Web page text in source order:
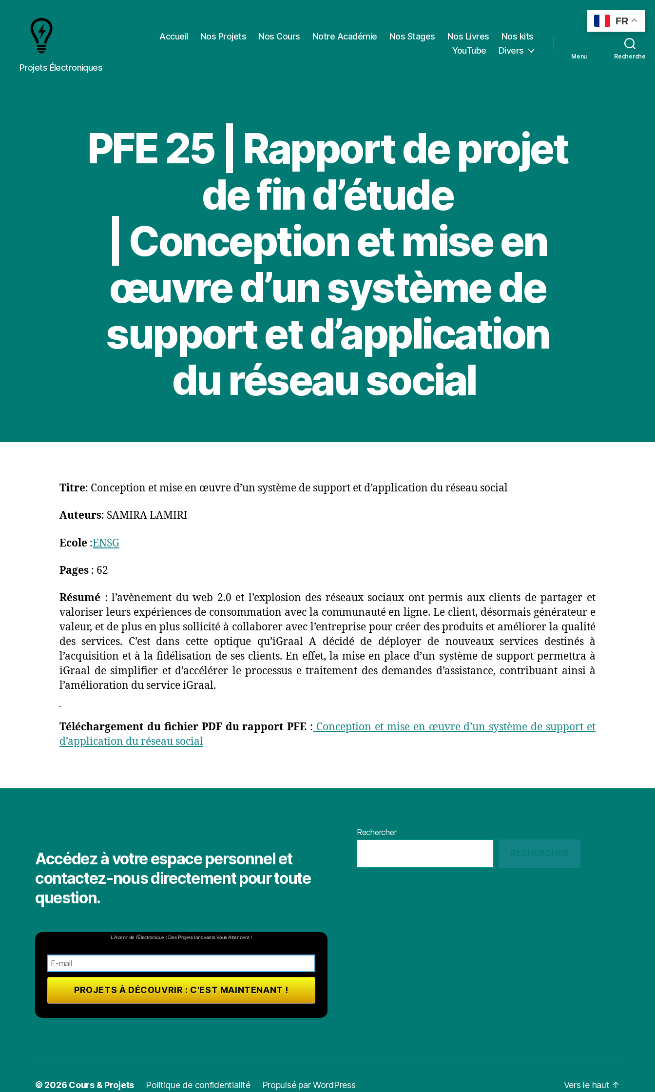
Cours
&
Projets Électroniques
Accueil Nos Projets Nos Cours Notre Académie Nos Stages Nos Livres
Nos kits
YouTube
Divers
Menu Recherche
PFE 25 | Rapport de projet
de fin d’étude
| Conception et mise en
œuvre d’un système de
support et d’application
du réseau social
Titre: Conception et mise en œuvre d’un système de support et d’application du réseau social
Auteurs: SAMIRA LAMIRI
Ecole :ENSG
Pages : 62
Résumé : l’avènement du web 2.0 et l’explosion des réseaux sociaux ont permis aux clients de partager et
valoriser leurs expériences de consommation avec la communauté en ligne. Le client, désormais générateur e
valeur, et de plus en plus sollicité à collaborer avec l’entreprise pour créer des produits et améliorer la qualité
des services. C’est dans cette optique qu’iGraal A décidé de déployer de nouveaux services destinés à
l’acquisition et à la fidélisation de ses clients. En effet, la mise en place d’un système de support permettra à
iGraal de simplifier et d’accélérer le processus e traitement des demandes d’assistance, contribuant ainsi à
l’amélioration du service iGraal.
Téléchargement du fichier PDF du rapport PFE : Conception et mise en œuvre d’un système de support et
d’application du réseau social
Accédez à votre espace personnel et
contactez-nous directement pour toute
question.
L'Avenir de l'Électronique : Des Projets Innovants Vous Attendent !
Rechercher
© 2026 Cours & Projets Politique de confidentialité Propulsé par WordPress Vers le haut ↑
FR